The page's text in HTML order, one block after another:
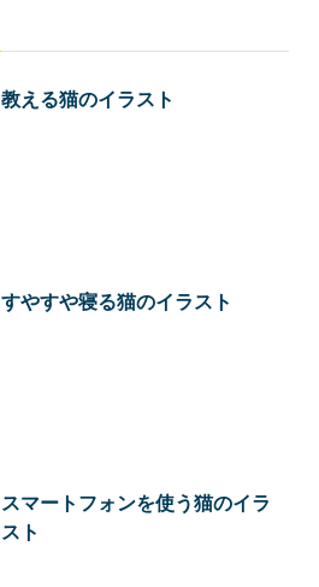
教える猫のイラスト
すやすや寝る猫のイラスト
スマートフォンを使う猫のイラ
スト